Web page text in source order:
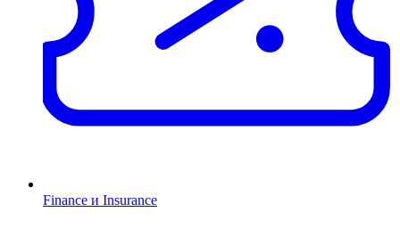
Finance и Insurance